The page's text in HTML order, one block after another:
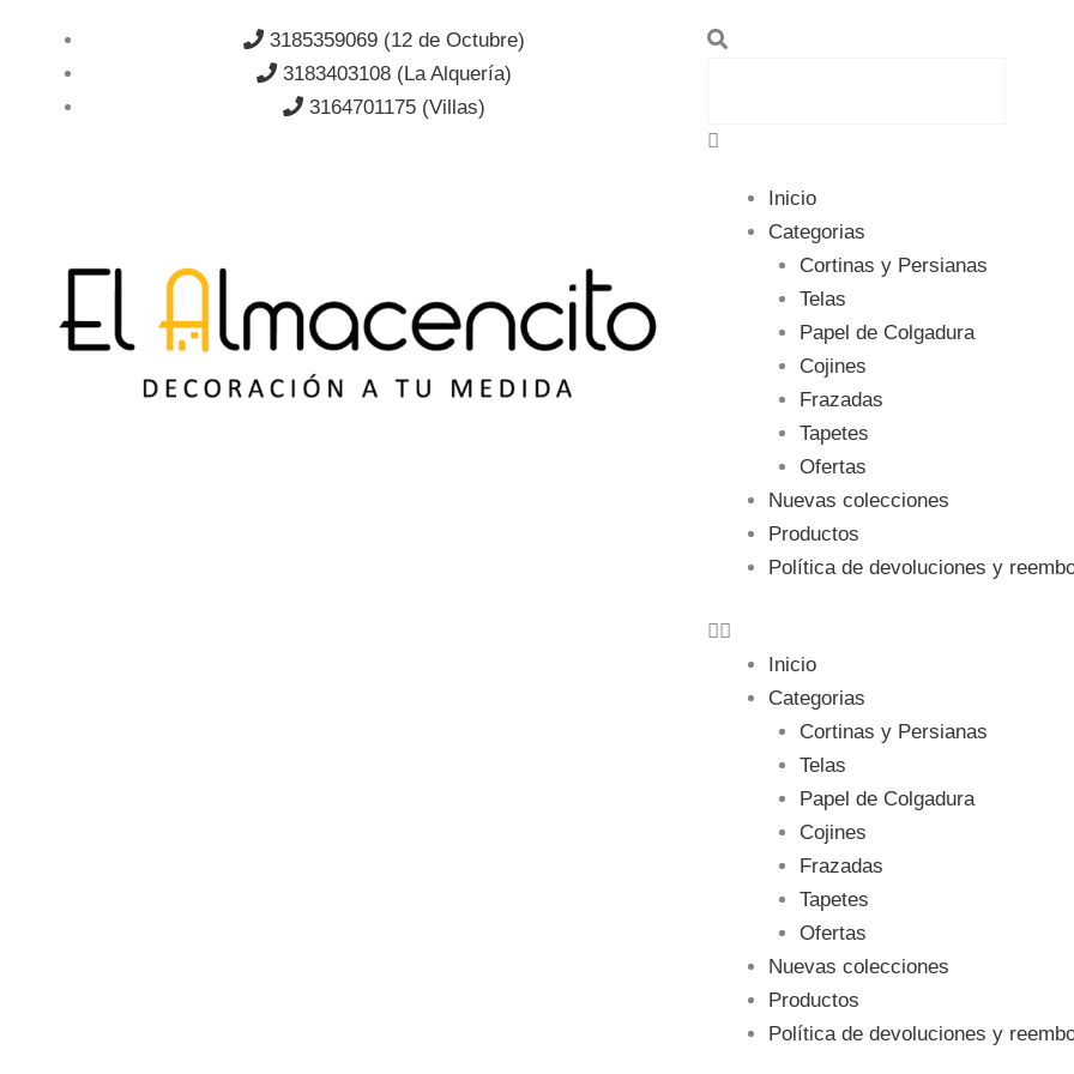
contenido
3185359069 (12 de Octubre)
3183403108 (La Alquería)
3164701175 (Villas)
Search
Inicio
Categorias
Cortinas y Persianas
Telas
Papel de Colgadura
Cojines
Frazadas
Tapetes
Ofertas
Nuevas colecciones
Productos
Política de devoluciones y
Inicio
Categorias
Cortinas y Persianas
Telas
Papel de Colgadura
Cojines
Frazadas
Tapetes
Ofertas
Nuevas colecciones
Productos
Política de devoluciones y